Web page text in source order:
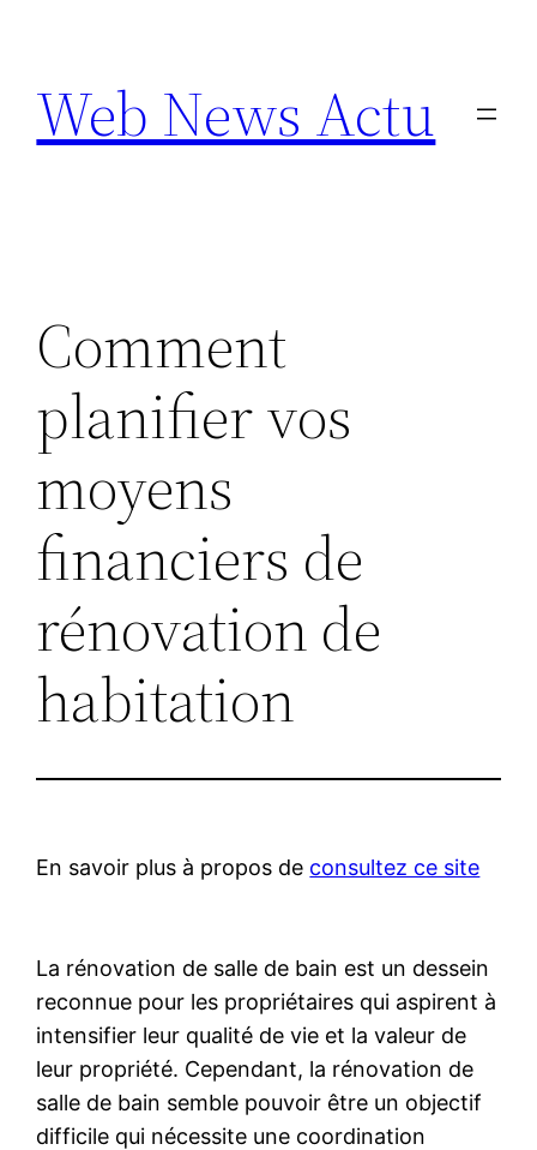
contenu
Web News Actu
Comment
planifier vos
moyens
financiers de
rénovation de
habitation
En savoir plus à propos de consultez ce site
La rénovation de salle de bain est un dessein
reconnue pour les propriétaires qui aspirent à
intensifier leur qualité de vie et la valeur de
leur propriété. Cependant, la rénovation de
salle de bain semble pouvoir être un objectif
difficile qui nécessite une coordination